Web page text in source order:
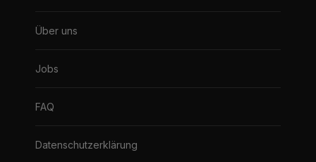
Über uns
Jobs
FAQ
Datenschutzerklärung